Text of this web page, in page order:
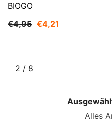
BIOGO
€4,95 €4,21
2 / von
8
Alles